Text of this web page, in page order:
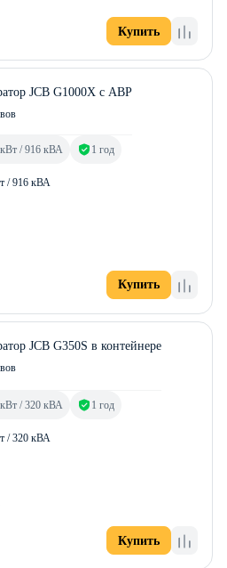
Купить
JCB G1000X с АВР
/ 916 кВА
/ 916 кВА 1 год
Купить
JCB G350S в контейнере
/ 320 кВА
/ 320 кВА 1 год
Купить